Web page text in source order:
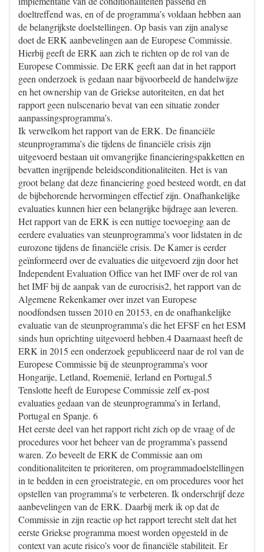
doeltreffend was, en of de programma’s voldaan hebben aan
de belangrijkste doelstellingen. Op basis van zijn analyse
doet de ERK aanbevelingen aan de Europese Commissie.
Hierbij geeft de ERK aan zich te richten op de rol van de
Europese Commissie. De ERK geeft aan dat in het rapport
geen onderzoek is gedaan naar bijvoorbeeld de handelwijze
en het ownership van de Griekse autoriteiten, en dat het
rapport geen nulscenario bevat van een situatie zonder
aanpassingsprogramma’s.
Ik verwelkom het rapport van de ERK. De financiële
steunprogramma’s die tijdens de financiële crisis zijn
uitgevoerd bestaan uit omvangrijke financieringspakketten en
bevatten ingrijpende beleidsconditionaliteiten. Het is van
groot belang dat deze financiering goed besteed wordt, en dat
de bijbehorende hervormingen effectief zijn. Onafhankelijke
evaluaties kunnen hier een belangrijke bijdrage aan leveren.
Het rapport van de ERK is een nuttige toevoeging aan de
eerdere evaluaties van steunprogramma’s voor lidstaten in de
eurozone tijdens de financiële crisis. De Kamer is eerder
geïnformeerd over de evaluaties die uitgevoerd zijn door het
Independent Evaluation Office van het IMF over de rol van
het IMF bij de aanpak van de eurocrisis2, het rapport van de
Algemene Rekenkamer over inzet van Europese
noodfondsen tussen 2010 en 20153, en de onafhankelijke
evaluatie van de steunprogramma’s die het EFSF en het ESM
sinds hun oprichting uitgevoerd hebben.4 Daarnaast heeft de
ERK in 2015 een onderzoek gepubliceerd naar de rol van de
Europese Commissie bij de steunprogramma’s voor
Hongarije, Letland, Roemenië, Ierland en Portugal.5
Tenslotte heeft de Europese Commissie zelf ex-post
evaluaties gedaan van de steunprogramma’s in Ierland,
Portugal en Spanje. 6
Het eerste deel van het rapport richt zich op de vraag of de
procedures voor het beheer van de programma’s passend
waren. Zo beveelt de ERK de Commissie aan om
conditionaliteiten te prioriteren, om programmadoelstellingen
in te bedden in een groeistrategie, en om procedures voor het
opstellen van programma’s te verbeteren. Ik onderschrijf deze
aanbevelingen van de ERK. Daarbij merk ik op dat de
Commissie in zijn reactie op het rapport terecht stelt dat het
eerste Griekse programma moest worden opgesteld in de
context van acute risico’s voor de financiële stabiliteit. Er